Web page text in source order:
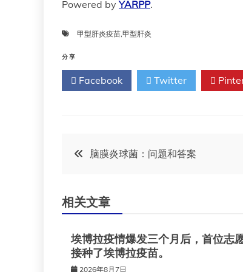
Powered byYARPP.
甲型肝炎疫苗,甲型肝炎
分享
Facebook Twitter
文
导
航
脑膜炎球菌：问题和答案
相关文章
埃博拉疫情爆发三个月后，首位志
接种了埃博拉疫苗。
2026年8月7日